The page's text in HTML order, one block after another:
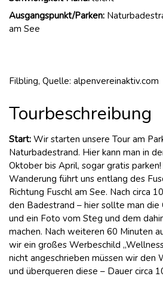
Ausgangspunkt/Parken:
am See
Filbling, Quelle: alpenvereinaktiv.com
Tourbeschreibung
Start: Wir starten unsere Tour am
Naturbadestrand. Hier kann man in
Oktober bis April, sogar gratis
Wanderung führt uns entlang des
Richtung Fuschl am See. Nach circa
den Badestrand – hier sollte man
und ein Foto vom Steg und dem
machen. Nach weiteren 60 Minuten
wir ein großes Werbeschild
nicht angeschrieben müssen wir den
und überqueren diese – Dauer circa